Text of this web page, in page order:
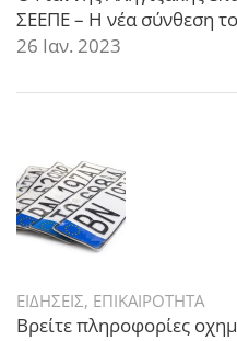
ΣΕΕΠΕ – Η νέα σύνθεση
26 Ιαν. 2023
ΕΙΔΗΣΕΙΣ, ΕΠΙΚΑΙΡΟΤΗΤΑ
Βρείτε πληροφορίες